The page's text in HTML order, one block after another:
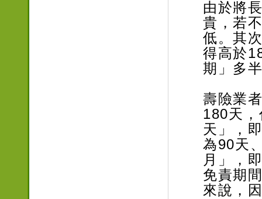
由於將
貴，若
低。其
得高於
期」多
壽險業
180天
天」，
為90天
月」，
免責期
來說，